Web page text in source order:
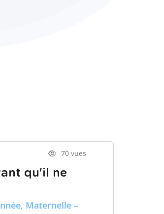
70 vues
qu'il ne
Maternelle –